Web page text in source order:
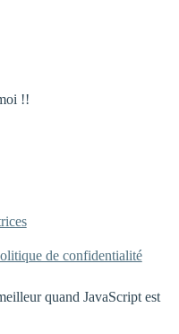
!!
de confidentialité
quand JavaScript est